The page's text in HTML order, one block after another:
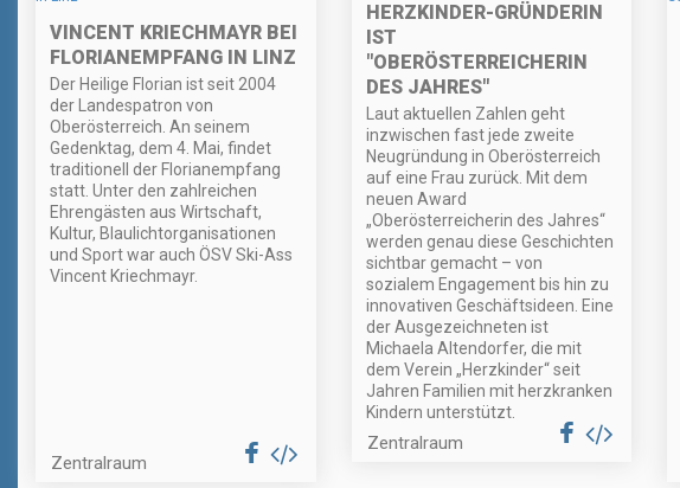
VINCENT KRIECHMAYR BEI
FLORIANEMPFANG IN LINZ
Der Heilige Florian ist seit 2004
der Landespatron von
Oberösterreich. An seinem
Gedenktag, dem 4. Mai, findet
traditionell der Florianempfang
statt. Unter den zahlreichen
Ehrengästen aus Wirtschaft,
Kultur, Blaulichtorganisationen
und Sport war auch ÖSV Ski-Ass
Vincent Kriechmayr.
Zentralraum
HERZKINDER-GRÜNDERIN
IST
"OBERÖSTERREICHERIN
DES JAHRES"
Laut aktuellen Zahlen geht
inzwischen fast jede zweite
Neugründung in Oberösterreich
auf eine Frau zurück. Mit dem
neuen Award
„Oberösterreicherin des Jahres“
werden genau diese Geschichten
sichtbar gemacht – von
sozialem Engagement bis hin zu
innovativen Geschäftsideen. Eine
der Ausgezeichneten ist
Michaela Altendorfer, die mit
dem Verein „Herzkinder“ seit
Jahren Familien mit herzkranken
Kindern unterstützt.
Zentralraum